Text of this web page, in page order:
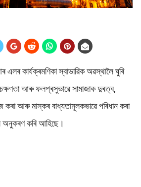
কাৰ্যক্ৰমণিকা স্বাভাৱিক অৱস্থালৈ ঘুৰি
আৰু ফলপ্ৰসুভাৱে সামাজাক দুৰত্ব,
কৰা আৰু মাস্কৰ বাধ্যতামূলকভাৱে পৰিধান কৰা
অনুকৰণ কৰি আহিছে।